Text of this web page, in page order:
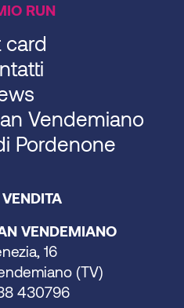
RUN
card
Vendemiano
Pordenone
VENDEMIANO
16
(TV)
430796